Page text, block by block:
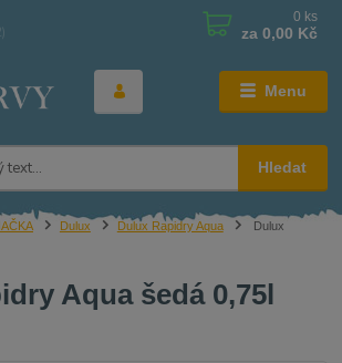
Menu
Hledat
0 ks
za 0,00 Kč
Dulux Dulux Rapidry Aqua
Dulux
Aqua šedá 0,75l